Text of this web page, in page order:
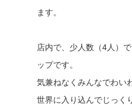
ます。
店内で、少人数（4人）
ップです。
気兼ねなくみんなでわい
世界に入り込んでじっく